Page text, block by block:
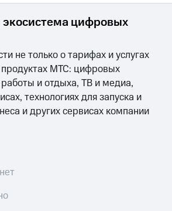
цифровых
не только о тарифах и услугах
продуктах МТС: цифровых
и отдыха, ТВ и медиа,
технологиях для запуска и
и других сервисах компании